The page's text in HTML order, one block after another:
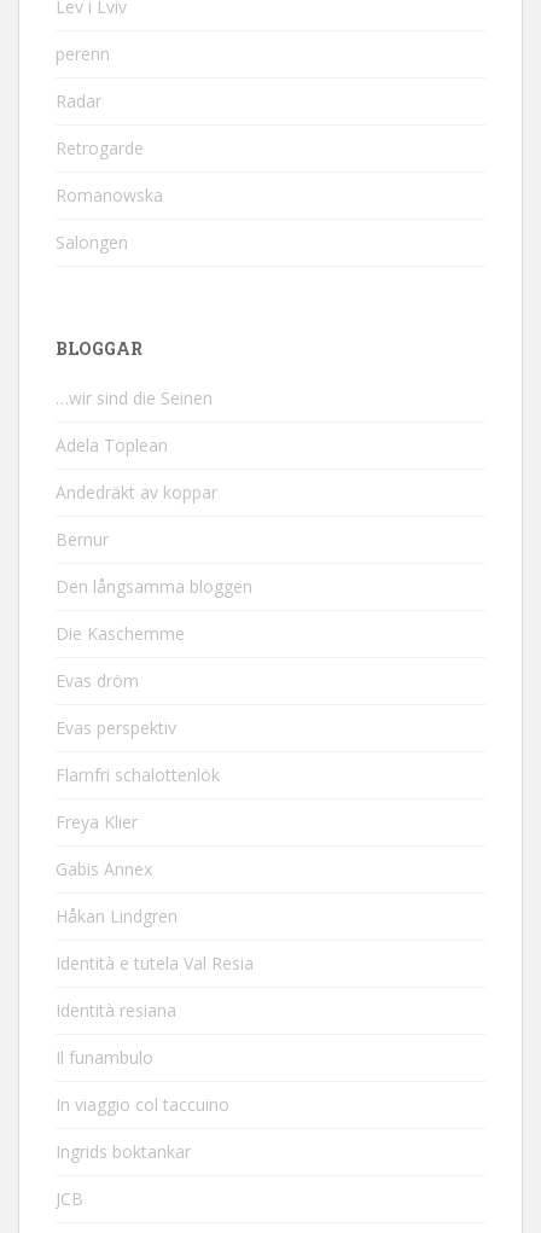
Lev i Lviv
perenn
Radar
Retrogarde
Romanowska
Salongen
BLOGGAR
…wir sind die Seinen
Adela Toplean
Andedräkt av koppar
Bernur
Den långsamma bloggen
Die Kaschemme
Evas dröm
Evas perspektiv
Flarnfri schalottenlök
Freya Klier
Gabis Annex
Håkan Lindgren
Identità e tutela Val Resia
Identità resiana
Il funambulo
In viaggio col taccuino
Ingrids boktankar
JCB